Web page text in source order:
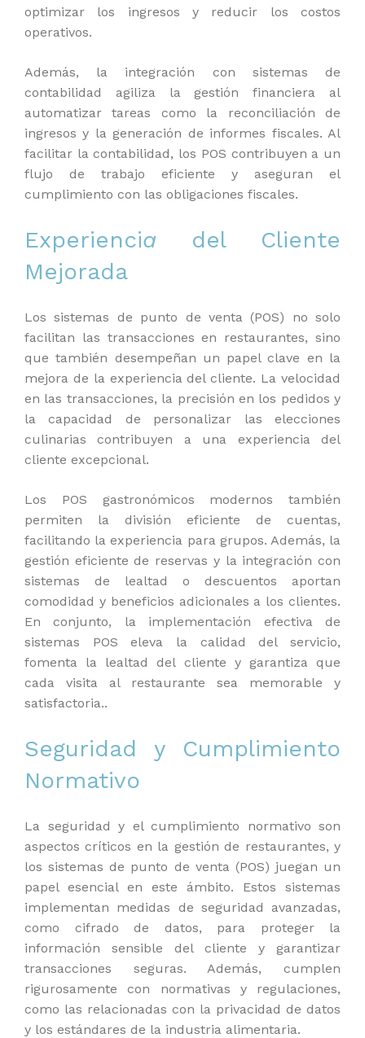
optimizar los ingresos y reducir los costos
operativos.
Además, la integración con sistemas de
contabilidad agiliza la gestión financiera al
automatizar tareas como la reconciliación de
ingresos y la generación de informes fiscales. Al
facilitar la contabilidad, los POS contribuyen a un
flujo de trabajo eficiente y aseguran el
cumplimiento con las obligaciones fiscales.
Experiencia del Cliente
Mejorada
Los sistemas de punto de venta (POS) no solo
facilitan las transacciones en restaurantes, sino
que también desempeñan un papel clave en la
mejora de la experiencia del cliente. La velocidad
en las transacciones, la precisión en los pedidos y
la capacidad de personalizar las elecciones
culinarias contribuyen a una experiencia del
cliente excepcional.
Los POS gastronómicos modernos también
permiten la división eficiente de cuentas,
facilitando la experiencia para grupos. Además, la
gestión eficiente de reservas y la integración con
sistemas de lealtad o descuentos aportan
comodidad y beneficios adicionales a los clientes.
En conjunto, la implementación efectiva de
sistemas POS eleva la calidad del servicio,
fomenta la lealtad del cliente y garantiza que
cada visita al restaurante sea memorable y
satisfactoria..
Seguridad y Cumplimiento
Normativo
La seguridad y el cumplimiento normativo son
aspectos críticos en la gestión de restaurantes, y
los sistemas de punto de venta (POS) juegan un
papel esencial en este ámbito. Estos sistemas
implementan medidas de seguridad avanzadas,
como cifrado de datos, para proteger la
información sensible del cliente y garantizar
transacciones seguras. Además, cumplen
rigurosamente con normativas y regulaciones,
como las relacionadas con la privacidad de datos
y los estándares de la industria alimentaria.